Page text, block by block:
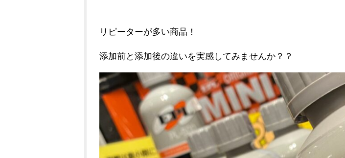
リピーターが多い商品！
添加前と添加後の違いを実感してみませんか？？